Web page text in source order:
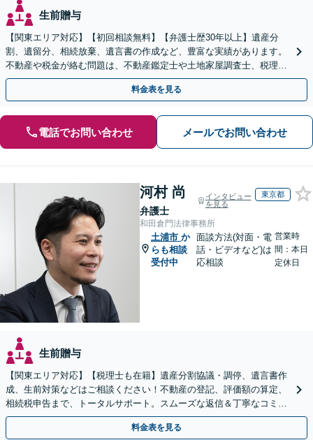
生前贈与
【関東エリア対応】【初回相談無料】【弁護士歴30年以上】遺産分
割、遺留分、相続放棄、遺言書の作成など、豊富な実績があります。
不動産や税金が絡む問題は、不動産鑑定士や土地家屋調査士、税理士
と提携【事前予約で、休日・夜間面談可】【WEB面談可】
料金表を見る
電話でお問い合わせ メールでお問い合わせ
河村 尚
弁護士
インタビュー
を見る
東京都
和田倉門法律事務所
土浦市 か
らも相談
受付中
面談方法(対面・電
話・ビデオなど)は
応相談
営業時
間：本日
定休日
生前贈与
【関東エリア対応】【税理士も在籍】遺産分割協議・調停、遺言書作
成、生前対策などはご相談ください！不動産の登記、評価額の算定、
相続税申告まで、トータルサポート。スムーズな返信＆丁寧なコミュ
ニケーション◎お気軽にご相談ください。
料金表を見る